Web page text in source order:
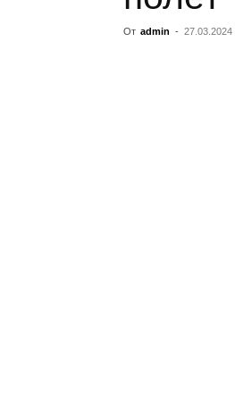
От admin - 27.03.2024